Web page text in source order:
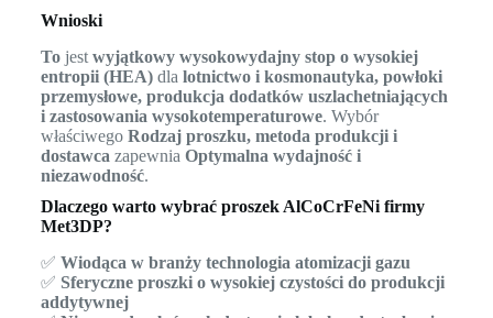
Wnioski
Tojest wyjątkowy wysokowydajny stop o wysokiej
entropii (HEA)dla lotnictwo i kosmonautyka, powłoki
przemysłowe, produkcja dodatków uszlachetniających
i zastosowania wysokotemperaturowe. Wybór
właściwego Rodzaj proszku, metoda produkcji i
dostawca zapewnia Optymalna wydajność i
niezawodność.
Dlaczego warto wybrać proszek AlCoCrFeNi firmy
Met3DP?
✅ Wiodąca w branży technologia atomizacji gazu
✅ Sferyczne proszki o wysokiej czystości do produkcji
addytywnej